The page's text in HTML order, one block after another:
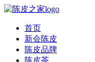
首页
新会陈皮
陈皮品牌
陈皮茶